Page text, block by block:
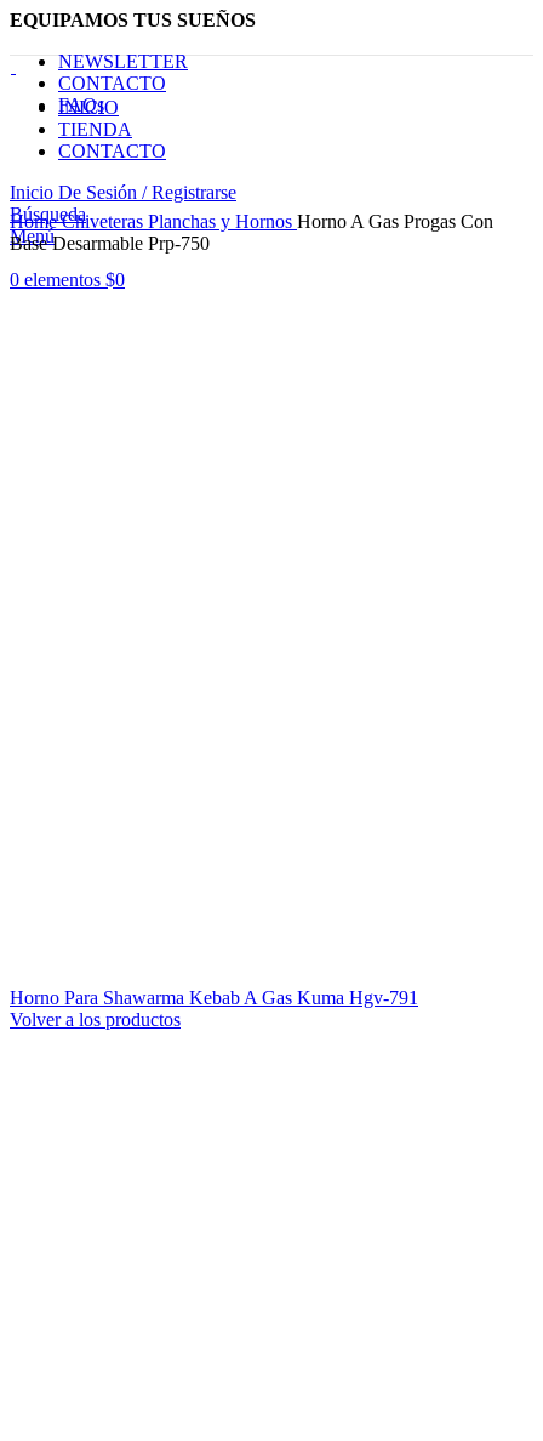
EQUIPAMOS TUS SUEÑOS
NEWSLETTER
CONTACTO
FAQs
INICIO
TIENDA
CONTACTO
Inicio De Sesión / Registrarse
Búsqueda
Menú
0 elementos $0
Haga Click para agrandar
HomeChiveteras Planchas y Hornos Horno A Gas Progas Con
Base Desarmable Prp-750
Horno Para Shawarma Kebab A Gas Kuma Hgv-791
Volver a los productos